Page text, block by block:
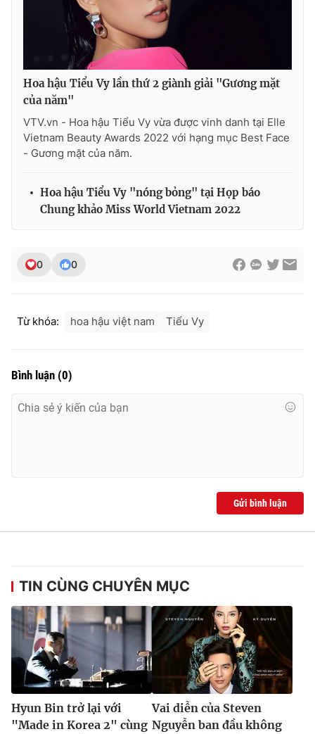
Hoa hậu Tiểu Vy lần thứ 2 giành giải "Gương mặt
của năm"
VTV.vn - Hoa hậu Tiểu Vy vừa được vinh danh tại Elle
Vietnam Beauty Awards 2022 với hạng mục Best Face
- Gương mặt của năm.
Hoa hậu Tiểu Vy "nóng bỏng" tại Họp báo
Chung khảo Miss World Vietnam 2022
0 0
Từ khóa: hoa hậu việt nam Tiểu Vy
Bình luận (0)
Gửi bình luận
TIN CÙNG CHUYÊN MỤC
Hyun Bin trở lại với
"Made in Korea 2" cùng
Vai diễn của Steven
Nguyễn ban đầu không